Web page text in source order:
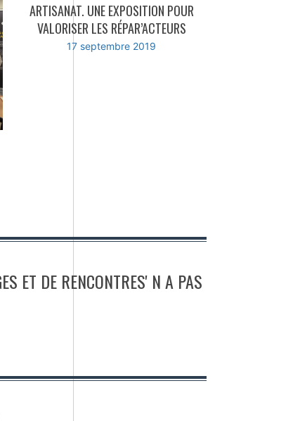
ARTISANAT. UNE EXPOSITION POUR
VALORISER LES RÉPAR’ACTEURS
17 septembre 2019
ET DE RENCONTRES' N A PAS